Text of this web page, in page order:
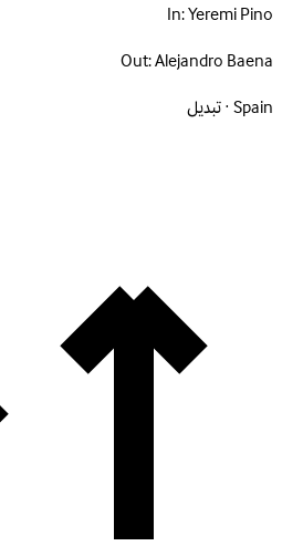
In:Yeremi Pino
Out:Alejandro Baena
Spain · تبديل